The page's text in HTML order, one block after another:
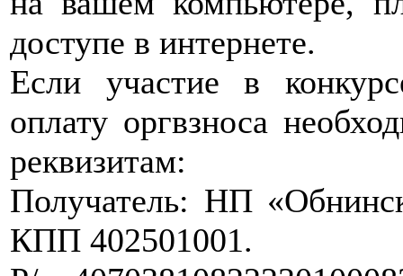
доступе в интернете.
Если участие в
оплату оргвзноса
реквизитам:
Получатель: НП
КПП 402501001.